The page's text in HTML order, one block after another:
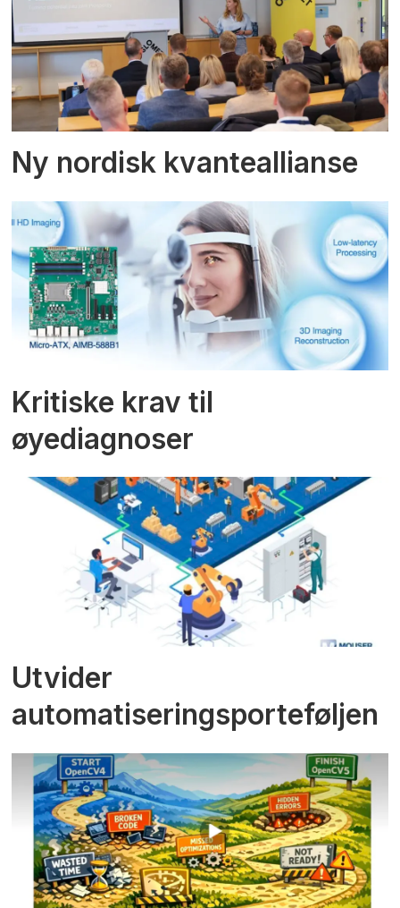
Ny nordisk kvanteallianse
Kritiske krav til
øyediagnoser
Utvider
automatiseringsporteføljen